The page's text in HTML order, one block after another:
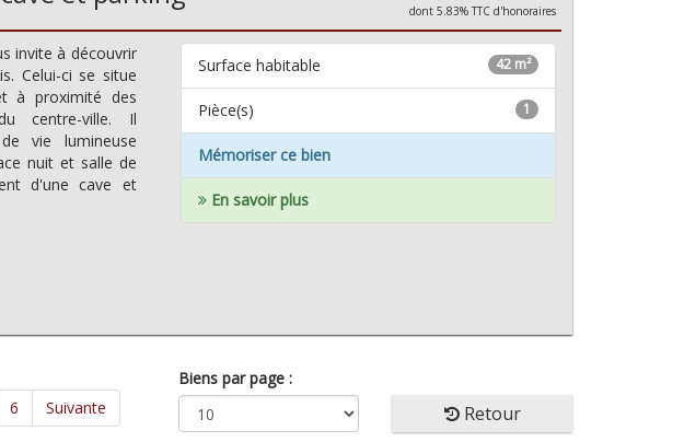
dont 5.83% TTC d'honoraires
invite à découvrir
Celui-ci se situe
à proximité des
centre-ville. Il
vie lumineuse
nuit et salle de
d'une cave et
42 m²
Surface habitable
1
Pièce(s)
Mémoriser ce bien
En savoir plus
6 Suivante
Biens par page :
Retour